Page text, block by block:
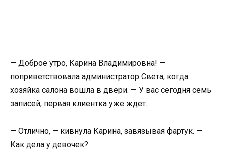
— Доброе утро, Карина Владимировна! —
поприветствовала администратор Света, когда
хозяйка салона вошла в двери. — У вас сегодня семь
записей, первая клиентка уже ждет.
— Отлично, — кивнула Карина, завязывая фартук. —
Как дела у девочек?